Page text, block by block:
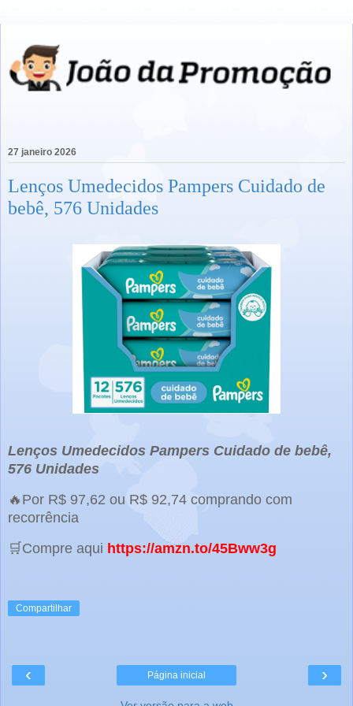
27 janeiro 2026
Lenços Umedecidos Pampers Cuidado de
bebê, 576 Unidades
Lenços Umedecidos Pampers Cuidado de bebê,
576 Unidades
🔥Por R$ 97,62 ou R$ 92,74 comprando com
recorrência
🛒Compre aqui https://amzn.to/45Bww3g
Compartilhar
‹ ›
Página inicial